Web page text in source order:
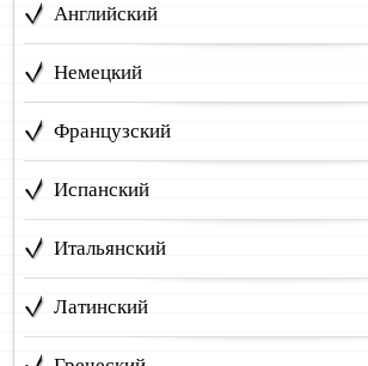
Английский
Немецкий
Французский
Испанский
Итальянский
Латинский